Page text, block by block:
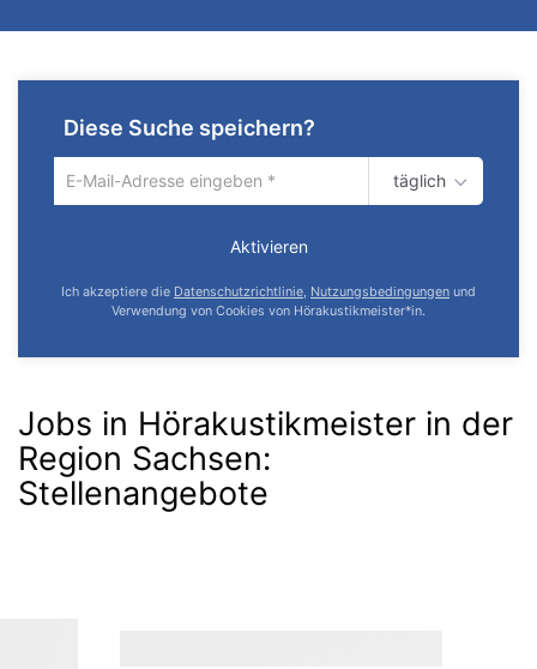
Diese Suche speichern?
Um
die
zu
speichern
deine
ein
täglich
Aktivieren
Ich akzeptiere die Datenschutzrichtlinie, Nutzungsbedingungen und
Verwendung von Cookies von Hörakustikmeister*in.
Jobs in Hörakustikmeister in der
Region Sachsen:
Stellenangebote